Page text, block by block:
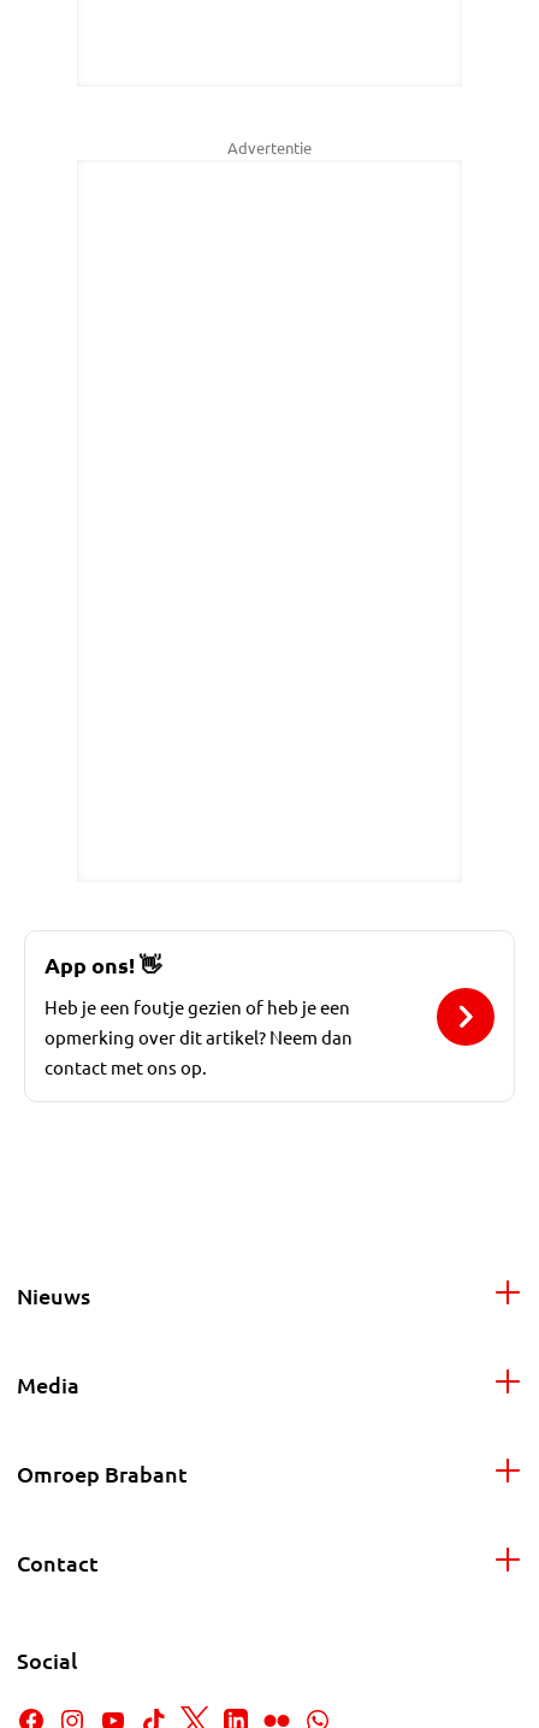
Advertentie
App ons!👋
Heb je een foutje gezien of heb je een
opmerking over dit artikel? Neem dan
contact met ons op.
Nieuws
Media
Omroep Brabant
Contact
Social